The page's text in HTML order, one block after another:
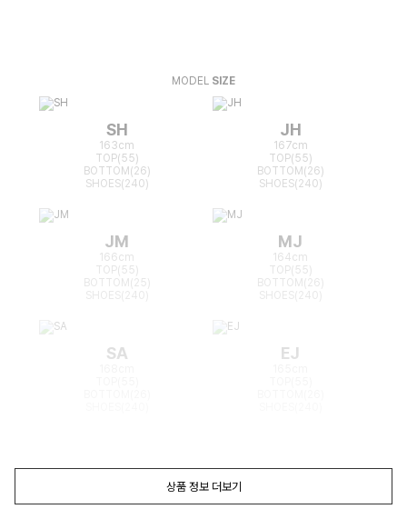
MODEL SIZE
SH
163cm
TOP(55)
BOTTOM(26)
SHOES(240)
JH
167cm
TOP(55)
BOTTOM(26)
SHOES(240)
JM
166cm
TOP(55)
BOTTOM(25)
MJ
164cm
TOP(55)
BOTTOM(26)
SA EJ
상품 정보 더보기